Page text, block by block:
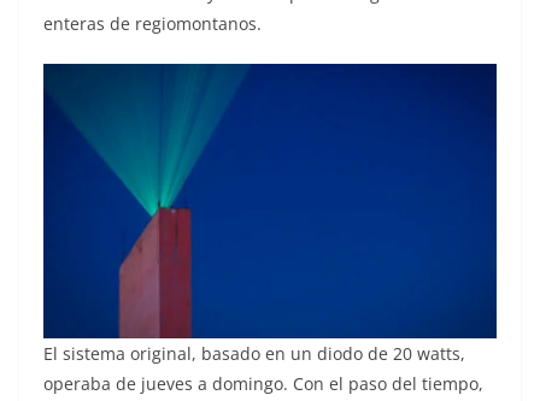
enteras de regiomontanos.
El sistema original, basado en un diodo de 20 watts,
operaba de jueves a domingo. Con el paso del tiempo,